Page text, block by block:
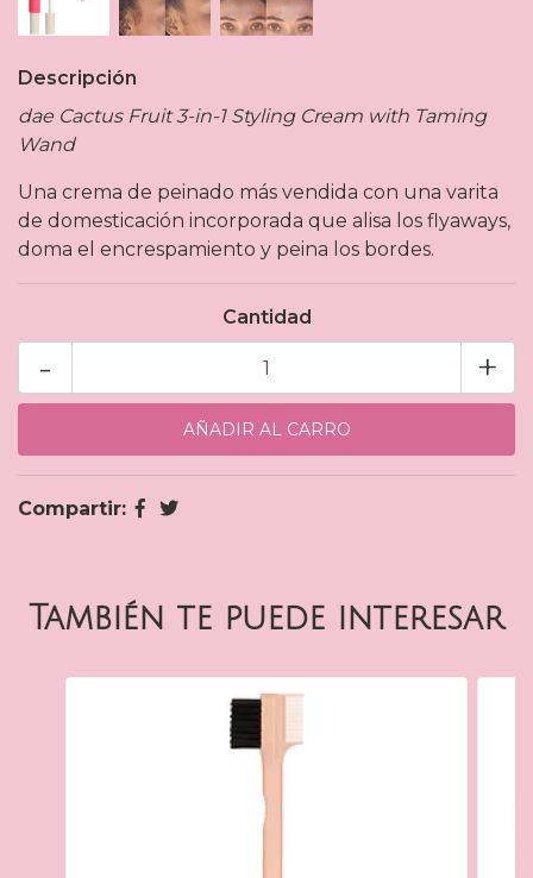
Descripción
dae Cactus Fruit 3-in-1 Styling Cream with Taming
Wand
Una crema de peinado más vendida con una varita
de domesticación incorporada que alisa los flyaways,
doma el encrespamiento y peina los bordes.
Cantidad
+
-
Compartir:
También te puede interesar